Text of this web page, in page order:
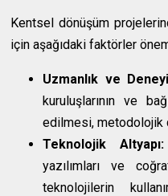
Kentsel dönüşüm
için aşağıdaki faktörler
Uzmanlık ve
kuruluşlarının ve
edilmesi, metodolojik
Teknolojik Altyapı:
yazılımları ve
teknolojilerin